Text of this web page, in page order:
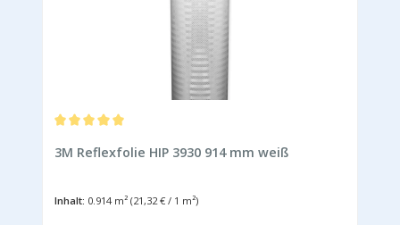
3M Reflexfolie HIP 3930 914 mm weiß
Inhalt: 0.914 m² (21,32 € / 1 m²)